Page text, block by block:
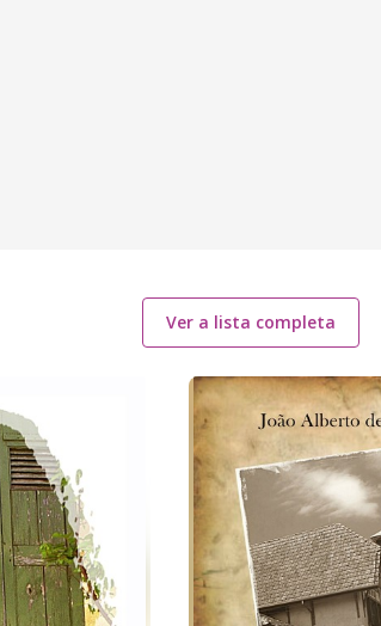
Ver a lista completa